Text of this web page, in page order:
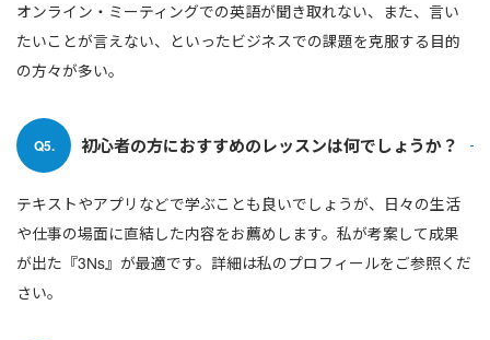
オンライン・ミーティングでの英語が聞き取れない、また、言い
たいことが言えない、といったビジネスでの課題を克服する目的
の方々が多い。
Q5. 初心者の方におすすめのレッスンは何でしょうか？
テキストやアプリなどで学ぶことも良いでしょうが、日々の生活
や仕事の場面に直結した内容をお薦めします。私が考案して成果
が出た『3Ns』が最適です。詳細は私のプロフィールをご参照くだ
さい。